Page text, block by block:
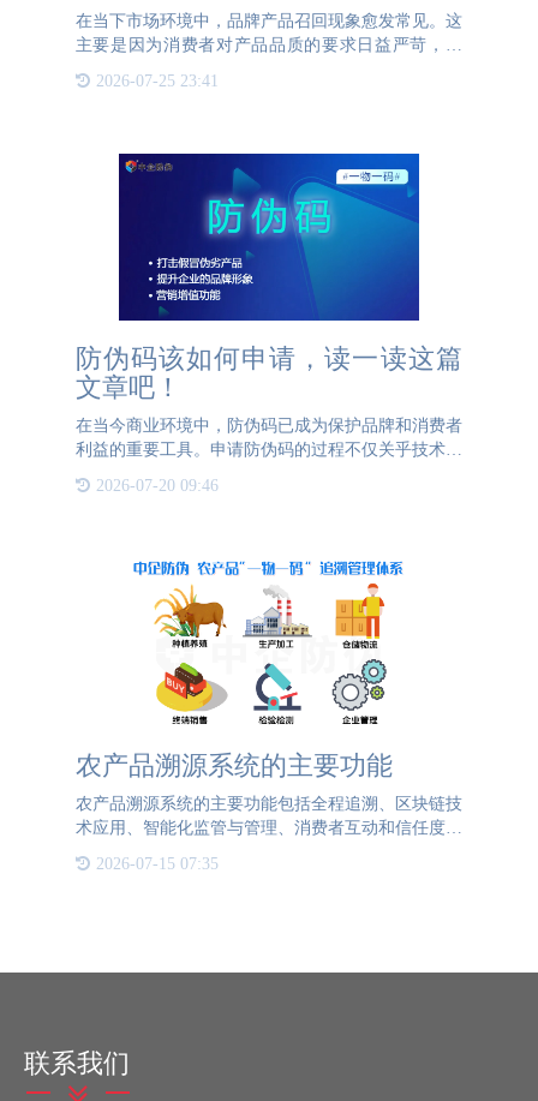
在当下市场环境中，品牌产品召回现象愈发常见。这
主要是因为消费者对产品品质的要求日益严苛，同
时，社会各界以及相关管理部门对品牌产品的监管力
度也在不断加大。只要产品出现哪怕一丝瑕疵，都极
2026-07-25 23:41
防伪码该如何申请，读一读这篇
文章吧！
在当今商业环境中，防伪码已成为保护品牌和消费者
利益的重要工具。申请防伪码的过程不仅关乎技术操
作，更是一个体现企业责任感和市场策略的环节。首
先，企业应选择一家具备良好声誉和技术实力的防伪
2026-07-20 09:46
农产品溯源系统的主要功能
农产品溯源系统的主要功能包括全程追溯、区块链技
术应用、智能化监管与管理、消费者互动和信任度提
能可以记录并追踪农产品从种植、养殖、加工到销售
2026-07-15 07:35
联系我们